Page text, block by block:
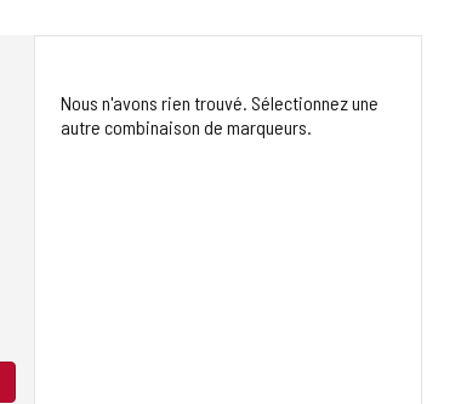
Nous n'avons rien trouvé. Sélectionnez une
autre combinaison de marqueurs.